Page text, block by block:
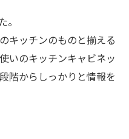
。
キッチンのものと揃える
いのキッチンキャビネッ
階からしっかりと情報を